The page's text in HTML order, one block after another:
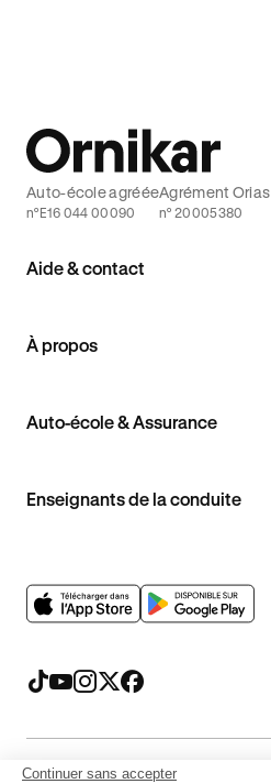
Aide & contact
À propos
Auto-école & Assurance
Enseignants de la conduite
Auto-école agréée
n°E16 044 00090
Agrément Orias
n° 20005380
Continuer sans accepter